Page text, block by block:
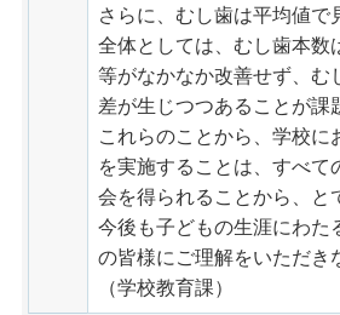
さらに、むし歯は平均値
全体としては、むし歯本数
等がなかなか改善せず、む
差が生じつつあることが課
これらのことから、学校
を実施することは、すべ
会を得られることから、と
今後も子どもの生涯にわた
の皆様にご理解をいただき
（学校教育課）